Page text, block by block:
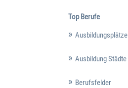
Top Berufe
Ausbildungsplätze
Ausbildung Städte
Berufsfelder